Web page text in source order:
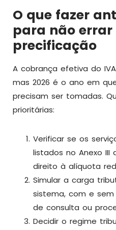
O que fazer
para não errar
precificação
A cobrança efetiva do
mas 2026 é o ano em
precisam ser tomadas.
prioritárias:
Verificar se os
listados no Anexo III
direito à alíquota
Simular a carga
sistema, com e
de consulta ou
Decidir o regime